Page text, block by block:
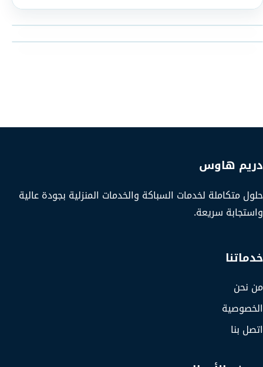
دريم هاوس
حلول متكاملة لخدمات السباكة والخدمات المنزلية بجودة عالية
واستجابة سريعة.
خدماتنا
من نحن
الخصوصية
اتصل بنا